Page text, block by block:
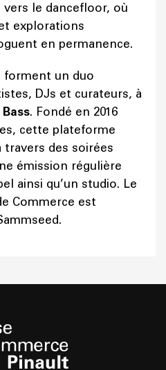
le dancefloor, où
explorations
en permanence.
forment un duo
DJs et curateurs, à
. Fondé en 2016
cette plateforme
travers des soirées
émission régulière
ainsi qu’un studio. Le
Commerce est